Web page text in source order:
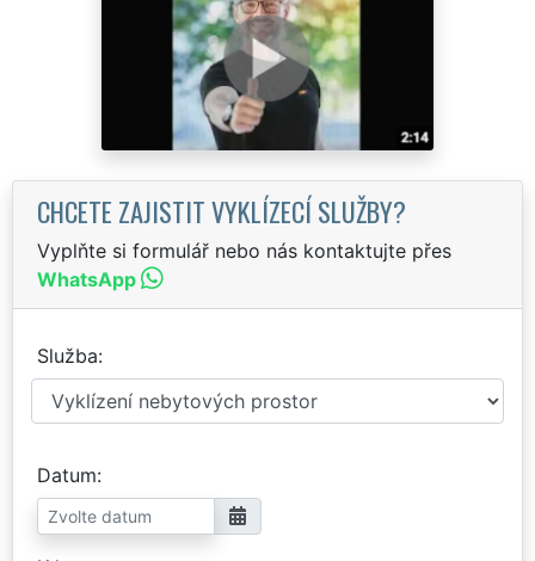
CHCETE ZAJISTIT VYKLÍZECÍ SLUŽBY?
Vyplňte si formulář nebo nás kontaktujte přes
WhatsApp
Služba
Datum